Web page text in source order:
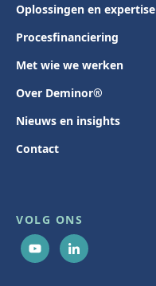
Oplossingen en expertise
Procesfinanciering
Met wie we werken
Over Deminor®
Nieuws en insights
Contact
VOLG ONS